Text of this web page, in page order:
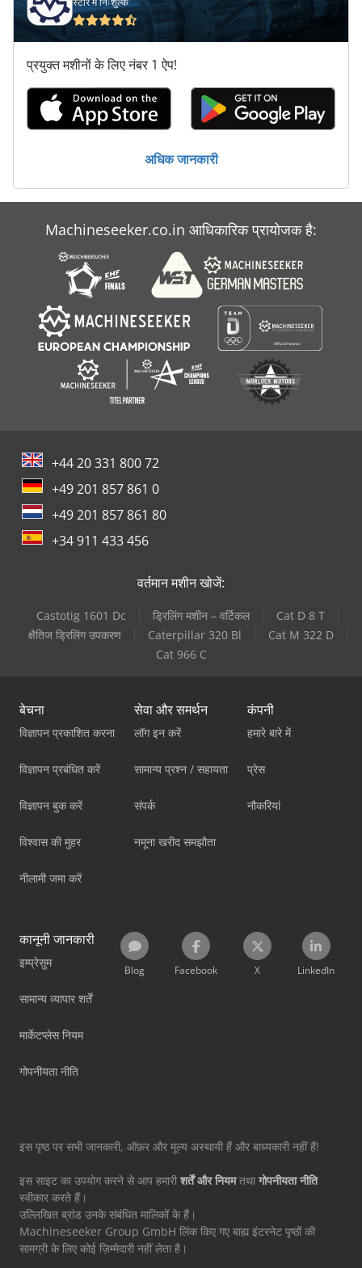
प्रयुक्त मशीनों के लिए नंबर 1 ऐप!
अधिक जानकारी
Machineseeker.co.in आधिकारिक प्रायोजक है:
+44 20 331 800 72
+49 201 857 861 0
+49 201 857 861 80
+34 911 433 456
वर्तमान मशीन खोजें:
Castotig 1601 Dc ड्रिलिंग मशीन – वर्टिकल
Cat D 8 T
क्षैतिज ड्रिलिंग उपकरण
Caterpillar 320 Bl
Cat M 322 D
Cat 966 C
बेचना
विज्ञापन प्रकाशित करना
विज्ञापन प्रबंधित करें
विज्ञापन बुक करें
विश्वास की मुहर
नीलामी जमा करें
सेवा और समर्थन
लॉग इन करें
सामान्य प्रश्न / सहायता
संपर्क
नमूना खरीद समझौता
कंपनी
हमारे बारे में
प्रेस
नौकरियां
कानूनी जानकारी
इम्प्रेसुम
सामान्य व्यापार शर्तें
मार्केटप्लेस नियम
गोपनीयता नीति
Blog Facebook X LinkedIn
इस पृष्ठ पर सभी जानकारी, ऑफ़र और मूल्य अस्थायी हैं और बाध्यकारी नहीं हैं!
इस साइट का उपयोग करने से आप हमारी शर्तें और नियमतथा गोपनीयता नीति
स्वीकार करते हैं।
उल्लिखित ब्रांड उनके संबंधित मालिकों के हैं।
Machineseeker Group GmbH लिंक किए गए बाह्य इंटरनेट पृष्ठों की
सामग्री के लिए कोई ज़िम्मेदारी नहीं लेता है।